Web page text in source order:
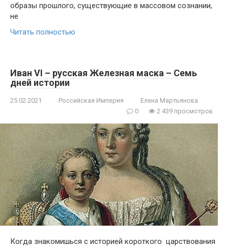
образы прошлого, существующие в массовом сознании,
не
Читать полностью
Иван VI – русская Железная маска – Семь
дней истории
25.02.2021 Российская Империя
Елена Мартьянова
0
2 439 просмотров
Когда знакомишься с историей короткого царствования